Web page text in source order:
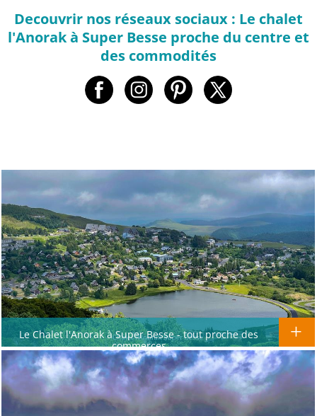
Decouvrir nos réseaux sociaux : Le chalet
l'Anorak à Super Besse proche du centre et
des commodités
Le Chalet l'Anorak à Super Besse - tout proche des
commerces